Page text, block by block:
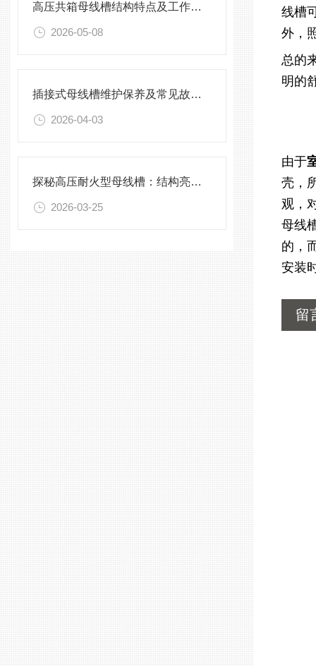
高压共箱母线槽结构特点及工作原理
2026-05-08
插接式母线槽维护保养及常见故障处理指南
2026-04-03
探秘高压耐火型母线槽：结构亮点与实用效能
2026-03-25
线槽
外，
总的
明的
由于
壳，
观，
母线
的，
安装
留